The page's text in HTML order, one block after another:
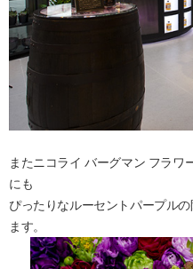
またニコライ バーグマン フラワ
にも
ぴったりなルーセントパープル
ます。